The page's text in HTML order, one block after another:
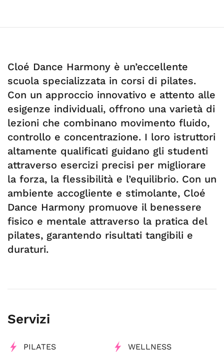
Cloé Dance Harmony è un’eccellente
scuola specializzata in corsi di pilates.
Con un approccio innovativo e attento alle
esigenze individuali, offrono una varietà di
lezioni che combinano movimento fluido,
controllo e concentrazione. I loro istruttori
altamente qualificati guidano gli studenti
attraverso esercizi precisi per migliorare
la forza, la flessibilità e l’equilibrio. Con un
ambiente accogliente e stimolante, Cloé
Dance Harmony promuove il benessere
fisico e mentale attraverso la pratica del
pilates, garantendo risultati tangibili e
duraturi.
Servizi
PILATES
WELLNESS